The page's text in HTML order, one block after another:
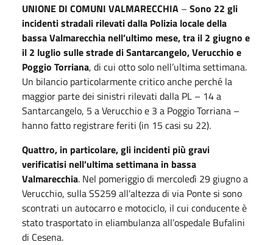
UNIONE DI COMUNI VALMARECCHIA – Sono 22 gli
incidenti stradali rilevati dalla Polizia locale della
bassa Valmarecchia nell’ultimo mese, tra il 2 giugno e
il 2 luglio sulle strade di Santarcangelo, Verucchio e
Poggio Torriana, di cui otto solo nell’ultima settimana.
Un bilancio particolarmente critico anche perché la
maggior parte dei sinistri rilevati dalla PL – 14 a
Santarcangelo, 5 a Verucchio e 3 a Poggio Torriana –
hanno fatto registrare feriti (in 15 casi su 22).
Quattro, in particolare, gli incidenti più gravi
verificatisi nell'ultima settimana in bassa
Valmarecchia. Nel pomeriggio di mercoledì 29 giugno a
Verucchio, sulla SS259 all'altezza di via Ponte si sono
scontrati un autocarro e motociclo, il cui conducente è
stato trasportato in eliambulanza all’ospedale Bufalini
di Cesena.